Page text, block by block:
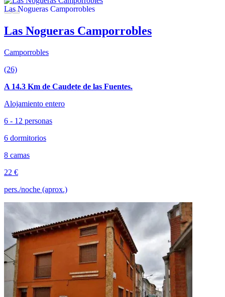
Las Nogueras Camporrobles
Camporrobles
(26)
A 14.3 Km de Caudete de las Fuentes.
Alojamiento entero
6 - 12 personas
6 dormitorios
8 camas
22 €
pers./noche (aprox.)